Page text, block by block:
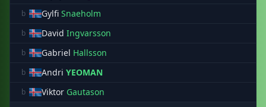
b Gylfi Snaeholm
b David Ingvarsson
b Gabriel Hallsson
b Andri YEOMAN
b Viktor Gautason